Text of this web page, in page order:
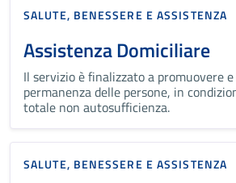
SALUTE, BENESSERE E ASSISTENZA
Assistenza Domiciliare
Il servizio è finalizzato a promuovere
permanenza delle persone, in
totale non autosufficienza.
SALUTE, BENESSERE E ASSISTENZA